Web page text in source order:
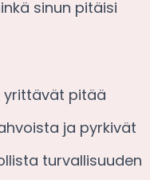
sinun pitäisi
yrittävät pitää
ja pyrkivät
turvallisuuden